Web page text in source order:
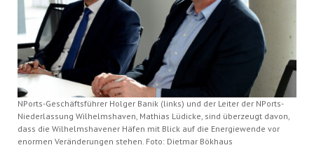
NPorts-Geschäftsführer Holger Banik (links) und der Leiter der NPorts-
Niederlassung Wilhelmshaven, Mathias Lüdicke, sind überzeugt davon,
dass die Wilhelmshavener Häfen mit Blick auf die Energiewende vor
enormen Veränderungen stehen. Foto: Dietmar Bökhaus